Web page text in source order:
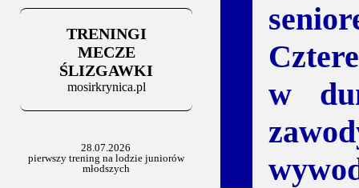
Za trzy tygodnie na lód
06.07.2025
Stowarzyszenie po Walnym
TRENINGI
MECZE
ŚLIZGAWKI
mosirkrynica.pl
w